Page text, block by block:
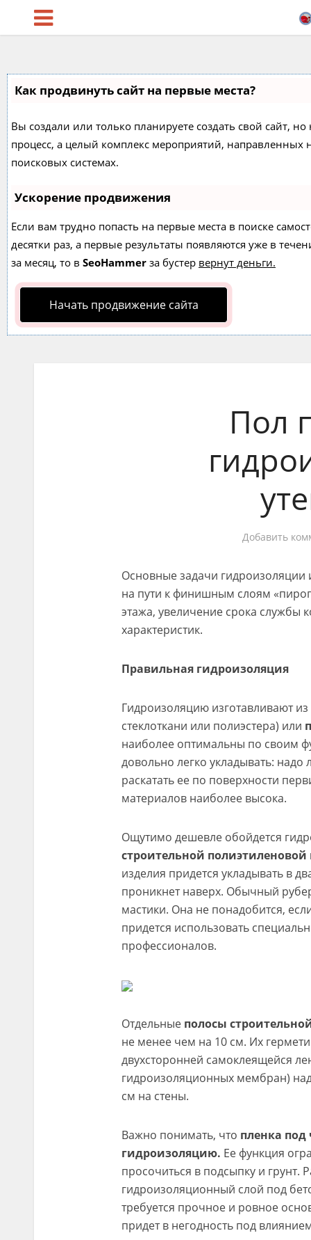
Как продвинуть сайт на первые места?
Вы создали или только планируете создать свой сайт,
процесс, а целый комплекс мероприятий,
поисковых системах.
Ускорение продвижения
Если вам трудно попасть на первые места в поиске
десятки раз, а первые результаты появляются уже в
за месяц, то в SeoHammer за бустер вернут деньги.
Начать продвижение сайта
Пол
Добавить
Основные задачи гидроизоляции
на пути к финишным слоям
этажа, увеличение срока службы
характеристик.
Правильная гидроизоляция
Гидроизоляцию изготавливают из
стеклоткани или полиэстера) или
наиболее оптимальны по своим
довольно легко укладывать:
раскатать ее по поверхности
материалов наиболее высока.
Ощутимо дешевле обойдется
строительной полиэтиленовой
изделия придется укладывать в
проникнет наверх. Обычный
мастики. Она не понадобится,
придется использовать
профессионалов.
Отдельные полосы
не менее чем на 10 см. Их
двухсторонней самоклеящейся
гидроизоляционных мембран)
см на стены.
Важно понимать, что пленка под
гидроизоляцию. Ее функция
просочиться в подсыпку и грунт.
гидроизоляционный слой под
требуется прочное и ровное
придет в негодность под